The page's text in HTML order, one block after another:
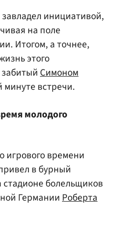
инициативой,
на поле
Итогом, а точнее,
этого
Симоном
минуте встречи.
молодого
игрового времени
в бурный
стадионе болельщиков
Германии Роберта